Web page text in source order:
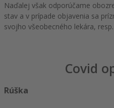
Naďalej však odporúčame
stav a v prípade objavenia sa
svojho všeobecného lekára,
Covid
Rúška